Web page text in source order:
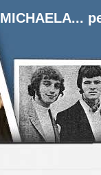
MICHAELA...